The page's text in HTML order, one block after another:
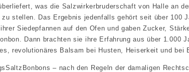
was die Salzwirkerbruderschaft von Halle an
stellen. Das Ergebnis jedenfalls gehört seit über 100
Siedepfannen auf den Ofen und gaben Zucker,
Dann brachten sie ihre Erfahrung aus über
revolutionäres Balsam bei Husten, Heiserkeit und bei
– nach den Regeln der damaligen